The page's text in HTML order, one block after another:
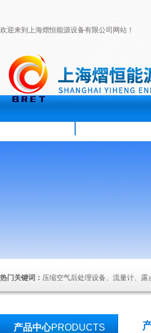
欢迎来到上海熠恒能源设备有限公司网站！
热门关键词： 压缩空气后处理设备、流量计、
产品中心PRODUCTS